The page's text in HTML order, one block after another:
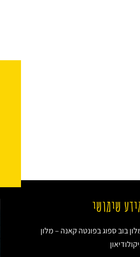
שימושי
בוב ספוג בפונטה קאנה – מלון